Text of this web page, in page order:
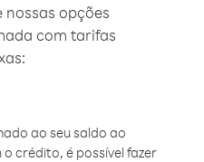
nossas opções
com tarifas
ao seu saldo ao
crédito, é possível fazer